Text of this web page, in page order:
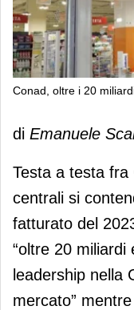
Conad, oltre i 20
Conad, oltre
al top con 6
di Emanuele
Testa a testa fra
centrali si
fatturato del
“oltre 20 miliardi
leadership nella
mercato”